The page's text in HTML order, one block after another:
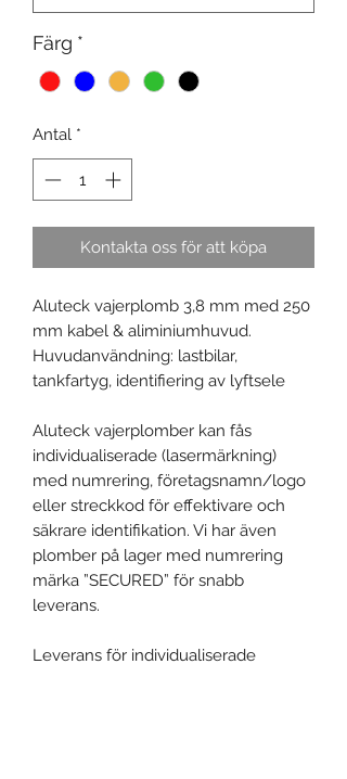
Färg *
Antal *
Kontakta oss för att köpa
Aluteck vajerplomb 3,8 mm med 250
mm kabel & aliminiumhuvud.
Huvudanvändning: lastbilar,
tankfartyg, identifiering av lyftsele
Aluteck vajerplomber kan fås
individualiserade (lasermärkning)
med numrering, företagsnamn/logo
eller streckkod för effektivare och
säkrare identifikation. Vi har även
plomber på lager med numrering
märka ”SECURED” för snabb
leverans.
Leverans för individualiserade